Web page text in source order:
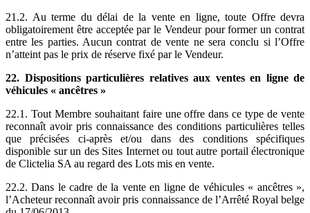
21.2. Au terme du délai de la vente en ligne, toute Offre devra
obligatoirement être acceptée par le Vendeur pour former un contrat
entre les parties. Aucun contrat de vente ne sera conclu si l’Offre
n’atteint pas le prix de réserve fixé par le Vendeur.
22. Dispositions particulières relatives aux ventes en ligne de
véhicules « ancêtres »
22.1. Tout Membre souhaitant faire une offre dans ce type de vente
reconnaît avoir pris connaissance des conditions particulières telles
que précisées ci-après et/ou dans des conditions spécifiques
disponible sur un des Sites Internet ou tout autre portail électronique
de Clictelia SA au regard des Lots mis en vente.
22.2. Dans le cadre de la vente en ligne de véhicules « ancêtres »,
l’Acheteur reconnaît avoir pris connaissance de l’Arrêté Royal belge